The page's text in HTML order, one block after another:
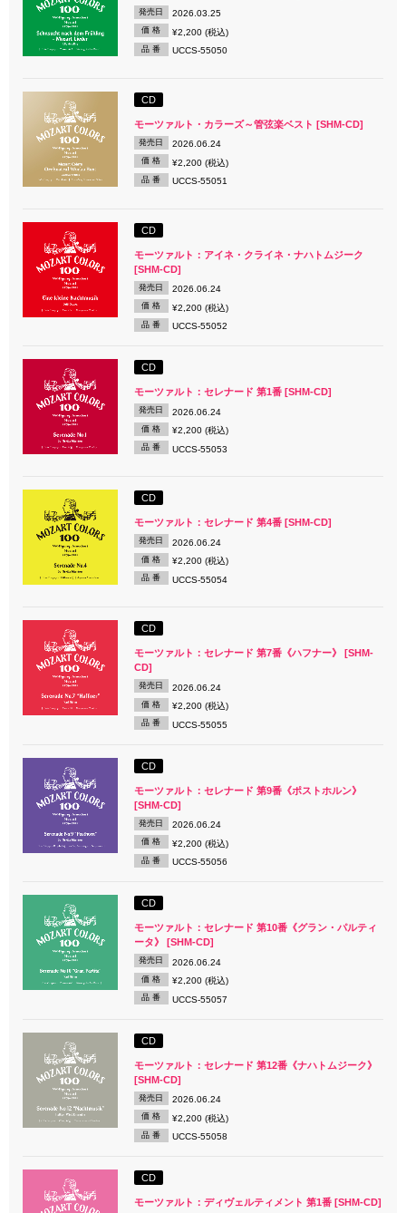
発売日 2026.03.25
価 格 ¥2,200 (税込)
品 番 UCCS-55050
CD
モーツァルト・カラーズ～管弦楽ベスト [SHM-CD]
発売日 2026.06.24
価 格 ¥2,200 (税込)
品 番 UCCS-55051
CD
モーツァルト：アイネ・クライネ・ナハトムジーク
[SHM-CD]
発売日 2026.06.24
価 格 ¥2,200 (税込)
品 番 UCCS-55052
CD
モーツァルト：セレナード 第1番 [SHM-CD]
発売日 2026.06.24
価 格 ¥2,200 (税込)
品 番 UCCS-55053
CD
モーツァルト：セレナード 第4番 [SHM-CD]
発売日 2026.06.24
価 格 ¥2,200 (税込)
品 番 UCCS-55054
CD
モーツァルト：セレナード 第7番《ハフナー》 [SHM-
CD]
発売日 2026.06.24
価 格 ¥2,200 (税込)
品 番 UCCS-55055
CD
モーツァルト：セレナード 第9番《ポストホルン》
[SHM-CD]
発売日 2026.06.24
価 格 ¥2,200 (税込)
品 番 UCCS-55056
CD
モーツァルト：セレナード 第10番《グラン・パルティ
ータ》 [SHM-CD]
発売日 2026.06.24
価 格 ¥2,200 (税込)
品 番 UCCS-55057
CD
モーツァルト：セレナード 第12番《ナハトムジーク》
[SHM-CD]
発売日 2026.06.24
価 格 ¥2,200 (税込)
品 番 UCCS-55058
CD
モーツァルト：ディヴェルティメント 第1番 [SHM-CD]